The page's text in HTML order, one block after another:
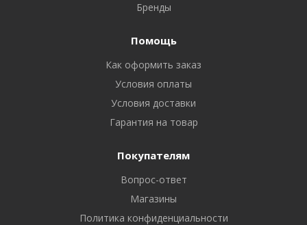
Бренды
Помощь
Как оформить заказ
Условия оплаты
Условия доставки
Гарантия на товар
Покупателям
Вопрос-ответ
Магазины
Политика конфиденциальности